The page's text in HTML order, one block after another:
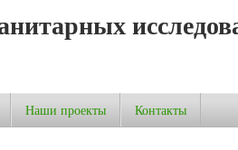
Наши проекты Контакты